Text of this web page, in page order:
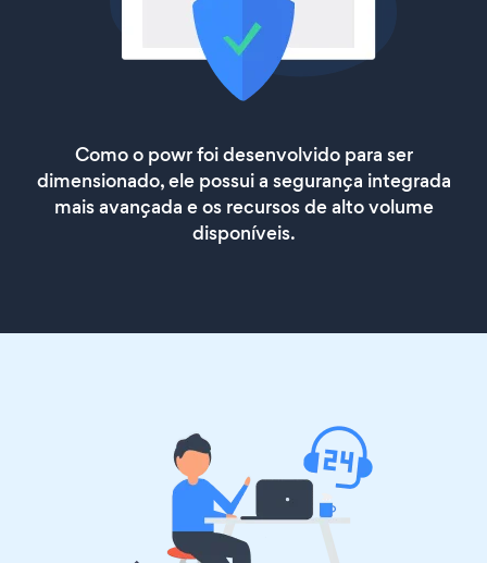
Como o powr foi desenvolvido para ser
dimensionado, ele possui a segurança integrada
mais avançada e os recursos de alto volume
disponíveis.